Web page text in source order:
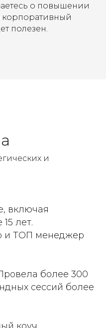
о повышении
корпоративный
полезен.
и
включая
лет.
и ТОП менеджер
более 300
сессий более
коуч.